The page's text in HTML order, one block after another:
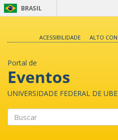
BRASIL
ACESSIBILIDADE
ALTO
Portal de
Eventos
UNIVERSIDADE FEDERAL DE